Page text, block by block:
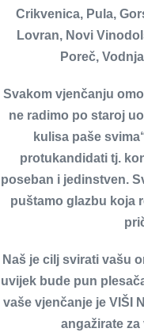
Crikvenica, Pula,
Lovran, Novi
Poreč,
Svakom vjenčanju
ne radimo po staroj
kulisa paše
protukandidati tj.
poseban i jedinstven.
puštamo glazbu koja
Naš je cilj svirati vašu
uvijek bude pun
vaše vjenčanje je VIŠI
angažirate za